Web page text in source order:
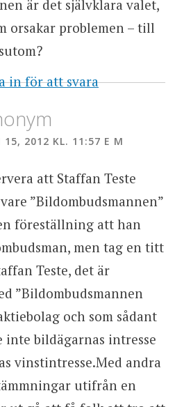
är det självklara valet,
orsakar problemen – till
in för att svara
15, 2012 KL. 11:57 E M
att Staffan Teste
”Bildombudsmannen”
föreställning att han
men tag en titt
Teste, det är
”Bildombudsmannen
och som sådant
inte bildägarnas intresse
vinstintresse.Med andra
utifrån en